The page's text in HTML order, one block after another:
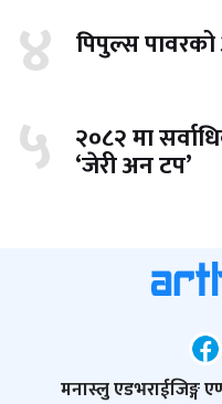
४ पिपुल्स
५ २०८२ मा
‘जेरी अन टप’
मनास्लु एडभराईजिङ्ग